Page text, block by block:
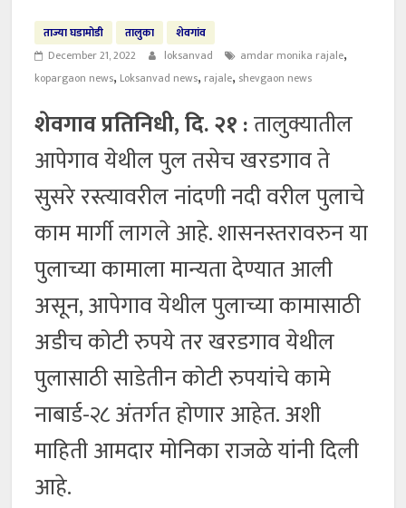
ताज्या घडामोडी तालुका
शेवगांव
December 21, 2022
loksanvad amdar monika rajale,
kopargaon news, Loksanvad news, rajale, shevgaon news
शेवगाव प्रतिनिधी, दि. २१ :तालुक्यातील
आपेगाव येथील पुल तसेच खरडगाव ते
सुसरे रस्त्यावरील नांदणी नदी वरील पुलाचे
काम मार्गी लागले आहे. शासनस्तरावरुन या
पुलाच्या कामाला मान्यता देण्यात आली
असून, आपेगाव येथील पुलाच्या कामासाठी
अडीच कोटी रुपये तर खरडगाव येथील
पुलासाठी साडेतीन कोटी रुपयांचे कामे
नाबार्ड-२८ अंतर्गत होणार आहेत. अशी
माहिती आमदार मोनिका राजळे यांनी दिली
आहे.